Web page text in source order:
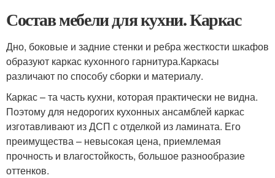
Состав мебели для кухни. Каркас
Дно, боковые и задние стенки и ребра жесткости шкафов
образуют каркас кухонного гарнитура.Каркасы
различают по способу сборки и материалу.
Каркас – та часть кухни, которая практически не видна.
Поэтому для недорогих кухонных ансамблей каркас
изготавливают из ДСП с отделкой из ламината. Его
преимущества – невысокая цена, приемлемая
прочность и влагостойкость, большое разнообразие
оттенков.